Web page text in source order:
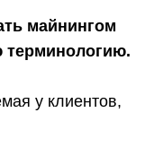
майнингом
терминологию.
у клиентов,